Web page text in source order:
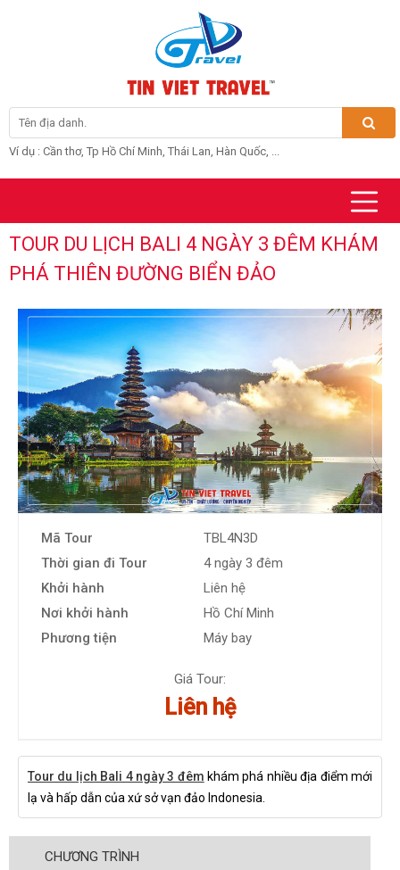
Ví dụ : Cần thơ, Tp Hồ Chí Minh, Thái Lan, Hàn Quốc, ...
TOUR DU LỊCH BALI 4 NGÀY 3 ĐÊM KHÁM
PHÁ THIÊN ĐƯỜNG BIỂN ĐẢO
Mã Tour
TBL4N3D
Thời gian đi Tour
4 ngày 3 đêm
Khởi hành
Liên hệ
Nơi khởi hành
Hồ Chí Minh
Phương tiện
Máy bay
Giá Tour:
Liên hệ
Tour du lịch Bali 4 ngày 3 đêm khám phá nhiều địa điểm mới
lạ và hấp dẫn của xứ sở vạn đảo Indonesia.
CHƯƠNG TRÌNH